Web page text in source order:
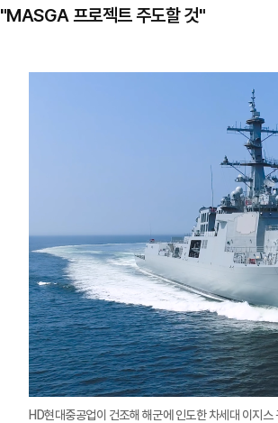
"MASGA 프로젝트 주도할 것"
HD현대중공업이 건조해 해군에 인도한 차세대 이지